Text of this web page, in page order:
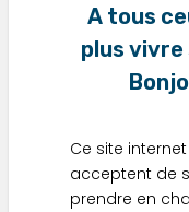
A tous
plus vivre
Ce site
acceptent de
prendre en